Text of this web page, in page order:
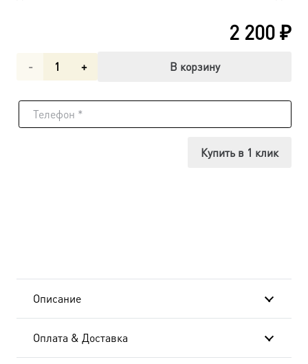
2 200₽
Количество
Илия
В корзину
Купить в 1 клик
Описание
Оплата & Доставка